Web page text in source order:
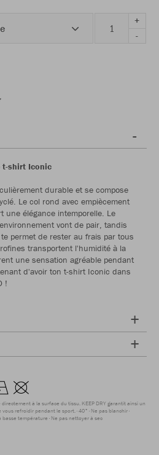
+
-
t-shirt Iconic
durable et se compose
Le col rond avec empiècement
une élégance intemporelle. Le
vont de pair, tandis
permet de rester au frais par tous
transportent l'humidité à la
une sensation agréable pendant
d'avoir ton t-shirt Iconic dans
!
à la surface du tissu. KEEP DRY garantit ainsi un
vous refroidir pendant le sport. 40° Ne pas blanchir
basse température Ne pas nettoyer à sec